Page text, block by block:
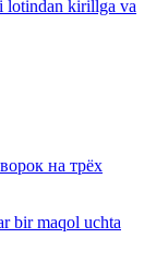
lotindan kirillga va
на трёх
bir maqol uchta